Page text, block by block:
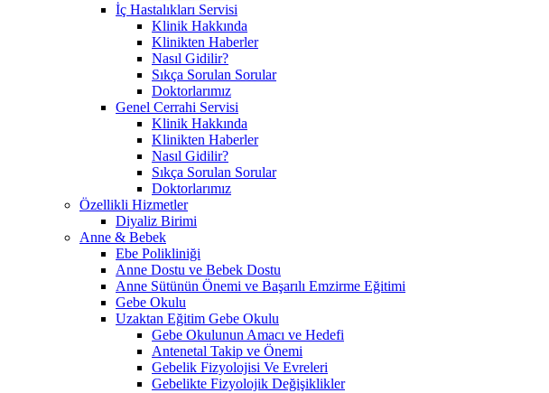
İç Hastalıkları Servisi
Klinik Hakkında
Klinikten Haberler
Nasıl Gidilir?
Sıkça Sorulan Sorular
Doktorlarımız
Genel Cerrahi Servisi
Klinik Hakkında
Klinikten Haberler
Nasıl Gidilir?
Sıkça Sorulan Sorular
Doktorlarımız
Özellikli Hizmetler
Diyaliz Birimi
Anne & Bebek
Ebe Polikliniği
Anne Dostu ve Bebek Dostu
Anne Sütünün Önemi ve Başarılı Emzirme Eğitimi
Gebe Okulu
Uzaktan Eğitim Gebe Okulu
Gebe Okulunun Amacı ve Hedefi
Antenetal Takip ve Önemi
Gebelik Fizyolojisi Ve Evreleri
Gebelikte Fizyolojik Değişiklikler